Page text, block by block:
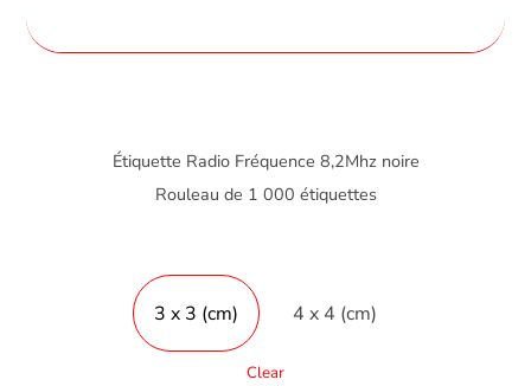
Étiquette Radio Fréquence 8,2Mhz noire
Rouleau de 1 000 étiquettes
3 x 3 (cm) 4 x 4 (cm)
Clear